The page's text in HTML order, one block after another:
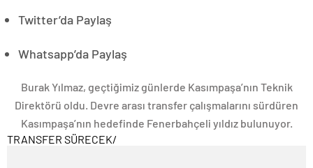
Twitter’da Paylaş
Whatsapp’da Paylaş
Burak Yılmaz, geçtiğimiz günlerde Kasımpaşa’nın Teknik
Direktörü oldu. Devre arası transfer çalışmalarını sürdüren
Kasımpaşa’nın hedefinde Fenerbahçeli yıldız bulunuyor.
TRANSFER SÜRECEK/